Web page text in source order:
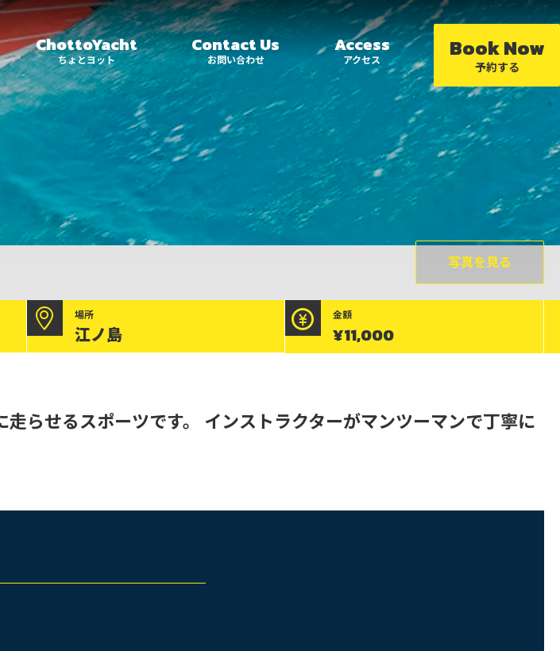
大阪 小豆島
ーフィン
サーフィン
サーフィン
SUP
1日海遊びプラン
ChottoYacht
ちょとヨット
っとヨット
について スペシャル
Contact Us
お問い合わせ
Access
アクセス
大阪 小豆島
シータイガー
アイランドイン小
豆島
Book Now
予約する
写真を見る
場所
江ノ島
金額
¥11,000
らせるスポーツです。 インストラクターがマンツーマンで丁寧に